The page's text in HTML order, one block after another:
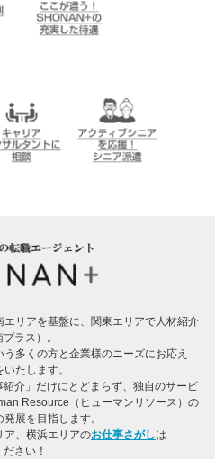
SHONAN＋の充実
した待遇
に相談 を応援！シニア派
遣
リアを基盤に、関東エリアで人材紹介
ラス）。
多くの方と企業様のニーズにお応え
たします。
介」だけにとどまらず、独自のサービ
Resource（ヒューマンリソース）の
展を目指します。
ア、横浜エリアのお仕事さがしは
さい！